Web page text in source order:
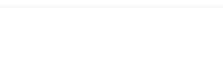
e dApps.